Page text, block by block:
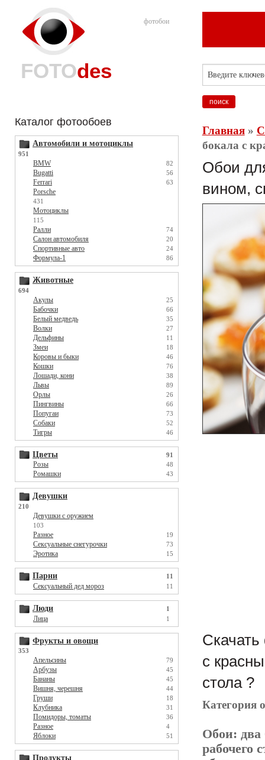
фотобои
FOTOdes
Каталог фотообоев
Автомобили и мотоциклы
951
BMW 82
Bugatti 56
Ferrari 63
Porsche
431
Мотоциклы
115
Ралли 74
Салон автомобиля 20
Спортивные авто 24
Формула-1 86
Животные
694
Акулы 25
Бабочки 66
Белый медведь 35
Волки 27
Дельфины 11
Змеи 18
Коровы и быки 46
Кошки 76
Лошади, кони 38
Львы 89
Орлы 26
Пингвины 66
Попугаи 73
Собаки 52
Тигры 46
Цветы 91
Розы 48
Ромашки 43
Девушки
210
Девушки с оружием
103
Разное 19
Сексуальные снегурочки 73
Эротика 15
Парни 11
Сексуальный дед мороз 11
Люди 1
Лица 1
Фрукты и овощи
353
Апельсины 79
Арбузы 45
Бананы 45
Вишня, черешня 44
Груши 18
Клубника 31
Помидоры, томаты 36
Разное 4
Яблоки 51
Продукты
Главная»
бокала с
Обои
вином,
Скачать
с
стола ?
Категория
Обои: два
рабочего